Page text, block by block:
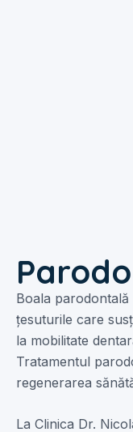
Boala
țesuturile care
la mobilitate
Tratamentul
regenerarea
La Clinica Dr.